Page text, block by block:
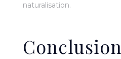
naturalisation.